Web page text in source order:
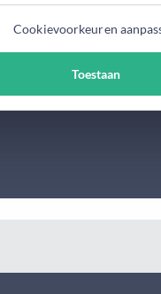
Cookievoorkeuren
Toestaan
Meer informatie